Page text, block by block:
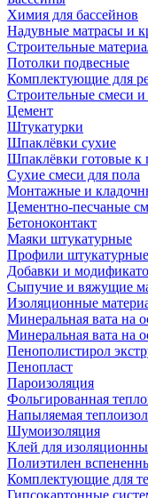
Химия для бассейнов
Надувные матрасы и
Строительные
Потолки подвесные
Комплектующие для
Строительные смеси и
Цемент
Штукатурки
Шпаклёвки сухие
Шпаклёвки готовые
Сухие смеси для пола
Монтажные и
Цементно-песчаные
Бетоноконтакт
Маяки штукатурные
Профили штукатурные
Добавки и
Сыпучие и вяжущие
Изоляционные
Минеральная вата на
Минеральная вата на
Пенополистирол
Пенопласт
Пароизоляция
Фольгированная
Напыляемая
Шумоизоляция
Клей для
Полиэтилен
Комплектующие для
Гипсокартонные